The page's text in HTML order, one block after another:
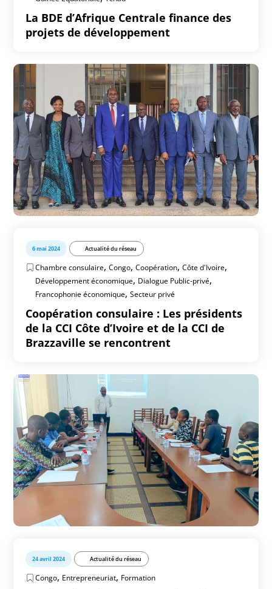
La BDE d’Afrique Centrale finance des
projets de développement
6 mai 2024 Actualité du réseau
Chambre consulaire,Congo,Coopération,Côte d'Ivoire,
Développement économique, Dialogue Public-privé,
Francophonie économique,Secteur privé
Coopération consulaire : Les présidents
de la CCI Côte d’Ivoire et de la CCI de
Brazzaville se rencontrent
24 avril 2024 Actualité du réseau
Congo, Entrepreneuriat, Formation